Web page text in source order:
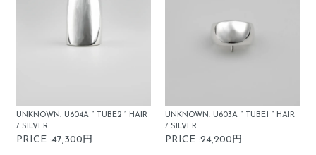
UNKNOWN. U604A “ TUBE2 ” HAIR
/ SILVER
PRICE :47,300円
UNKNOWN. U603A “ TUBE1 ” HAIR
/ SILVER
PRICE :24,200円